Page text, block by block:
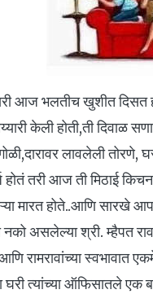
आज भलतीच खुशीत दिसत
केली होती,ती दिवाळ
लावलेली तोरणे,
तरी आज ती मिठाई किचन
मारत होते..आणि सारखे
नको असलेल्या श्री. म्हैपत
रामरावांच्या स्वभावात
घरी त्यांच्या ऑफिसातले